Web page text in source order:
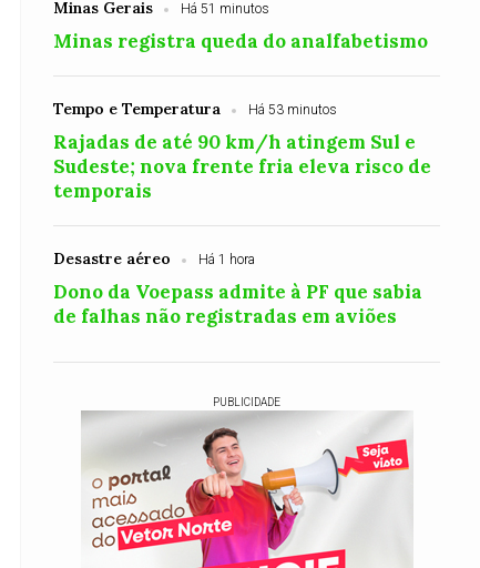
Minas Gerais Há 51 minutos
Minas registra queda do analfabetismo
Tempo e Temperatura Há 53 minutos
Rajadas de até 90 km/h atingem Sul e
Sudeste; nova frente fria eleva risco de
temporais
Desastre aéreo Há 1 hora
Dono da Voepass admite à PF que sabia
de falhas não registradas em aviões
PUBLICIDADE